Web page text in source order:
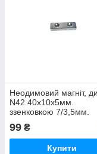
Неодимовий магніт,
N42 40х10х5мм.
ззенковкою 7/3,5мм.
99 ₴
Купити